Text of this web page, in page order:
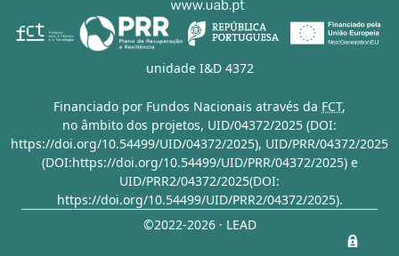
unidade I&D 4372
Financiado por Fundos Nacionais através da FCT,
no âmbito dos projetos, UID/04372/2025 (DOI:
https://doi.org/10.54499/UID/04372/2025), UID/PRR/04372/2025
(DOI:https://doi.org/10.54499/UID/PRR/04372/2025)e
UID/PRR2/04372/2025(DOI:
https://doi.org/10.54499/UID/PRR2/04372/2025).
©2022-2026 · LEAD